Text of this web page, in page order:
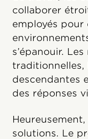
collaborer
employés
s’épanouir.
traditionnelles,
descendantes
des réponses
solutions. Le